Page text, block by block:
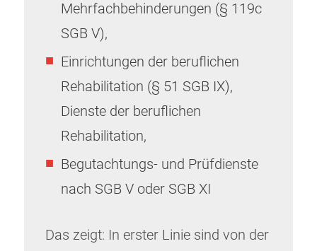
Mehrfachbehinderungen (§ 119c
SGB V),
Einrichtungen der beruflichen
Rehabilitation (§ 51 SGB IX),
Dienste der beruflichen
Rehabilitation,
Begutachtungs- und Prüfdienste
nach SGB V oder SGB XI
Das zeigt: In erster Linie sind von der